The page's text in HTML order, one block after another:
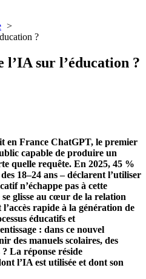
?
l’IA sur l’éducation ?
en France ChatGPT, le premier
capable de produire un
quelle requête. En 2025, 45 %
18–24 ans – déclarent l’utiliser
n’échappe pas à cette
glisse au cœur de la relation
rapide à la génération de
éducatifs et
: dans ce nouvel
des manuels scolaires, des
La réponse réside
l’IA est utilisée et dont son